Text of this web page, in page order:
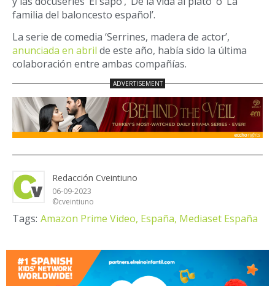
familia del baloncesto español’.
La serie de comedia ‘Serrines, madera de actor’,
anunciada en abril de este año, había sido la última
colaboración entre ambas compañías.
Redacción Cveintiuno
06-09-2023
©cveintiuno
Tags: Amazon Prime Video, España, Mediaset España